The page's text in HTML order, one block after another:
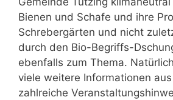
Bienen und Schafe und ihre
Schrebergärten und nicht
durch den Bio-Begriffs-
ebenfalls zum Thema.
viele weitere Informationen
zahlreiche